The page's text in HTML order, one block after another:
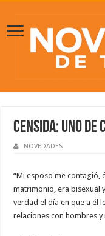
Censida: Uno
NOVEDADES
“Mi esposo me contagió,
matrimonio, era bisexual
verdad el día en que a él
relaciones con hombres y